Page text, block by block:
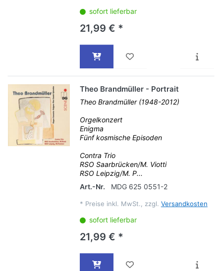
sofort lieferbar
21,99 € *
Theo Brandmüller - Portrait
Theo Brandmüller (1948-2012)
Orgelkonzert
Enigma
Fünf kosmische Episoden
Contra Trio
RSO Saarbrücken/M. Viotti
RSO Leipzig/M. P...
Art.-Nr.
MDG 625 0551-2
* Preise inkl. MwSt., zzgl. Versandkosten
sofort lieferbar
21,99 € *